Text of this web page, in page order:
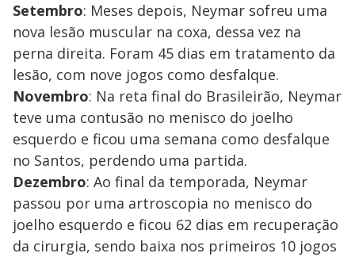
Setembro: Meses depois, Neymar sofreu uma
nova lesão muscular na coxa, dessa vez na
perna direita. Foram 45 dias em tratamento da
lesão, com nove jogos como desfalque.
Novembro: Na reta final do Brasileirão, Neymar
teve uma contusão no menisco do joelho
esquerdo e ficou uma semana como desfalque
no Santos, perdendo uma partida.
Dezembro: Ao final da temporada, Neymar
passou por uma artroscopia no menisco do
joelho esquerdo e ficou 62 dias em recuperação
da cirurgia, sendo baixa nos primeiros 10 jogos